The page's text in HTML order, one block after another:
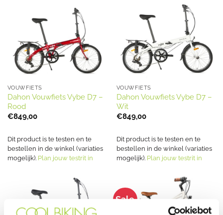
VOUWFIETS
Dahon Vouwfiets Vybe D7 –
Rood
€849,00
Dit product is te testen en te
bestellen in de winkel (variaties
mogelijk). Plan jouw testrit in
VOUWFIETS
Dahon Vouwfiets Vybe D7 –
Wit
€849,00
Dit product is te testen en te
bestellen in de winkel (variaties
mogelijk). Plan jouw testrit in
Sale